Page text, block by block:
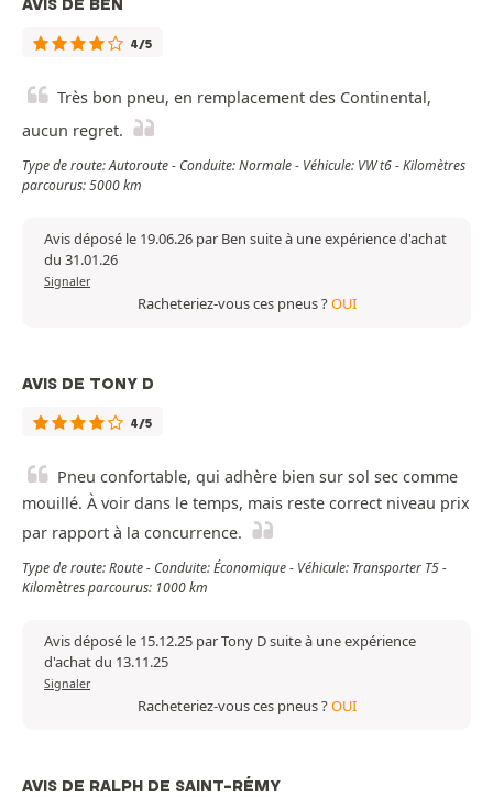
AVIS DE BEN
4/5
Très bon pneu, en remplacement des Continental,
aucun regret.
Type de route: Autoroute - Conduite: Normale - Véhicule: VW t6 - Kilomètres
parcourus: 5000 km
Avis déposé le 19.06.26 par Ben suite à une expérience d'achat
du 31.01.26
Signaler
Racheteriez-vous ces pneus ?OUI
AVIS DE TONY D
4/5
Pneu confortable, qui adhère bien sur sol sec comme
mouillé. À voir dans le temps, mais reste correct niveau prix
par rapport à la concurrence.
Type de route: Route - Conduite: Économique - Véhicule: Transporter T5 -
Kilomètres parcourus: 1000 km
Avis déposé le 15.12.25 par Tony D suite à une expérience
d'achat du 13.11.25
Signaler
Racheteriez-vous ces pneus ?OUI
AVIS DE RALPH DE SAINT-RÉMY